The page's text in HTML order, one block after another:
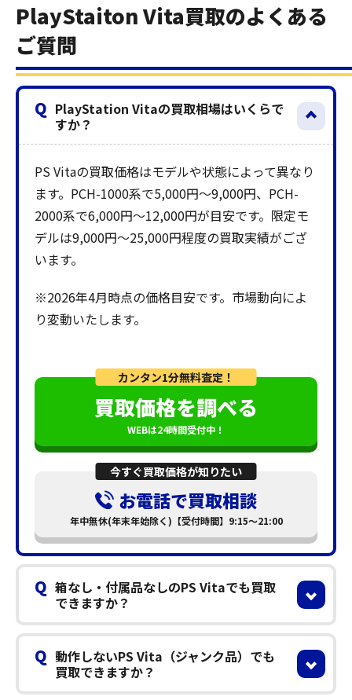
PlayStaiton Vita買取のよくある
ご質問
Q PlayStation Vitaの買取相場はいくらで
すか？
PS Vitaの買取価格はモデルや状態によって異なり
ます。PCH-1000系で5,000円～9,000円、PCH-
2000系で6,000円～12,000円が目安です。限定モ
デルは9,000円～25,000円程度の買取実績がござ
います。
※2026年4月時点の価格目安です。市場動向によ
り変動いたします。
カンタン1分無料査定！
買取価格を調べる
WEBは24時間受付中！
今すぐ買取価格が知りたい
お電話で買取相談
年中無休(年末年始除く)【受付時間】9:15～21:00
Q 箱なし・付属品なしのPS Vitaでも買取
できますか？
Q 動作しないPS Vita（ジャンク品）でも
買取できますか？